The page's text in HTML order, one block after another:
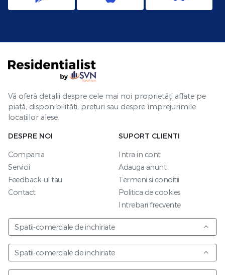
Vă oferă detalii despre cele mai noi proprietăți aflate pe
piață, disponibilități, prețuri sau despre împrejurimile
locațiilor alese.
DESPRE NOI
Compania
Servicii
Feedback-ul tau
Contact
SUPORT CLIENTI
Intra in cont
Adauga anunt
Termeni si conditii
Politica de cookies
Intrebari frecvente
Spatii-comerciale de inchiriate
Spatii-comerciale de inchiriate